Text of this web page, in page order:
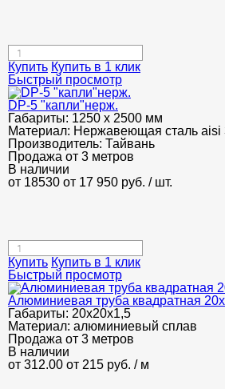
Купить Купить в 1 клик
Быстрый просмотр
DP-5 "капли"нерж.
Габариты: 1250 х 2500 мм
Материал: Нержавеющая сталь aisi
Производитель: Тайвань
Продажа от 3 метров
В наличии
от 18530 от 17 950 руб. / шт.
Купить Купить в 1 клик
Быстрый просмотр
Алюминиевая труба квадратная
Габариты: 20х20х1,5
Материал: алюминиевый сплав
Продажа от 3 метров
В наличии
от 312.00 от 215 руб. / м